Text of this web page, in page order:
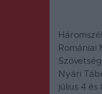
Romániai
Nyári
július 4